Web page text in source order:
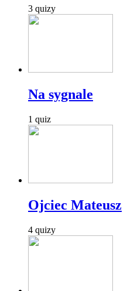
3 quizy
Na sygnale
1 quiz
Ojciec Mateusz
4 quizy